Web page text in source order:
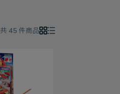
共 45 件商品